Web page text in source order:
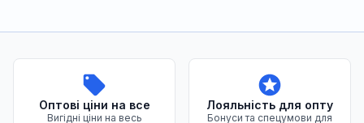
Переваги нашого магазину
Оптові ціни на все
Вигідні ціни на весь
Лояльність для опту
Бонуси та спецумови для